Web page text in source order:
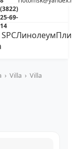
(3822)
25-69-
14
SPCЛинолеум
› Villa › Villa